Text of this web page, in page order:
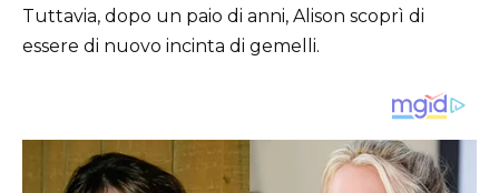
Tuttavia, dopo un paio di anni, Alison scoprì di
essere di nuovo incinta di gemelli.